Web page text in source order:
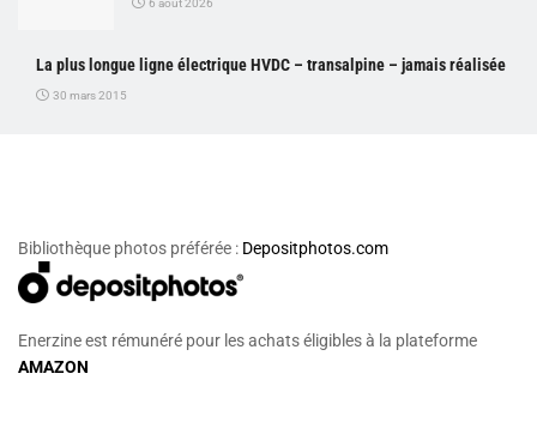
6 août 2026
La plus longue ligne électrique HVDC – transalpine – jamais réalisée
30 mars 2015
Bibliothèque photos préférée : Depositphotos.com
Enerzine est rémunéré pour les achats éligibles à la plateforme
AMAZON